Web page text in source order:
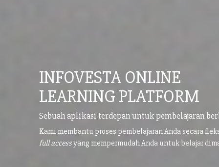
INFOVESTA ONLINE
LEARNING PLATFORM
Sebuah aplikasi terdepan untuk pembelajaran
Kami membantu proses pembelajaran Anda secara
full accessyang mempermudah Anda untuk belajar